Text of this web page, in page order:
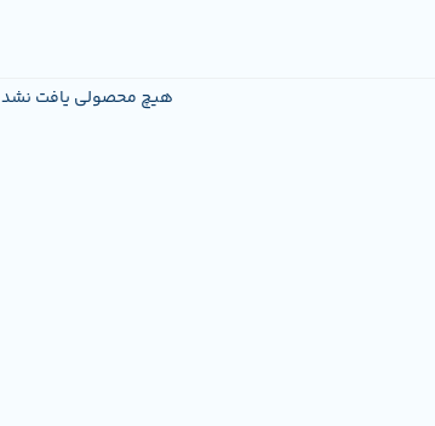
هیچ محصولی یافت نشد